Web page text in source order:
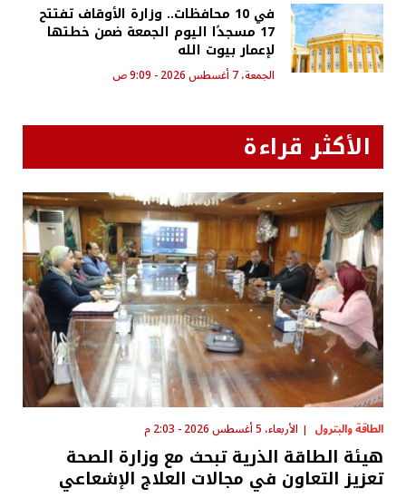
في 10 محافظات.. وزارة الأوقاف تفتتح
17 مسجدًا اليوم الجمعة ضمن خطتها
لإعمار بيوت الله
الجمعة، 7 أغسطس 2026 - 9:09 ص
الأكثر قراءة
الطاقة والبترول الأربعاء، 5 أغسطس 2026 - 2:03 م
هيئة الطاقة الذرية تبحث مع وزارة الصحة
تعزيز التعاون في مجالات العلاج الإشعاعي